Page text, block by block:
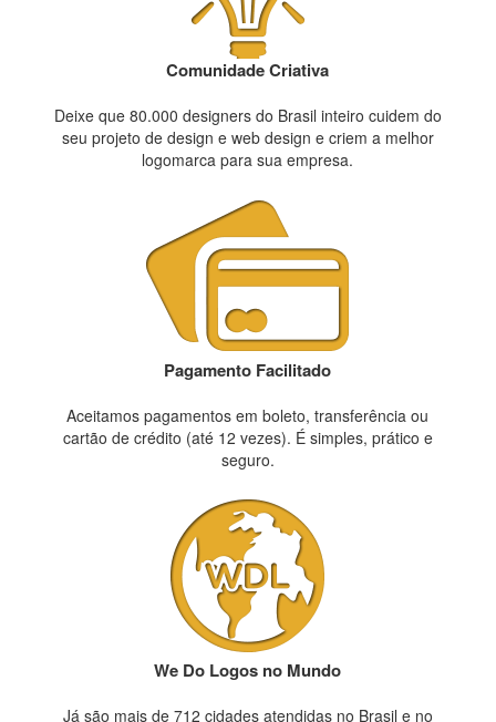
Comunidade Criativa
Deixe que 80.000 designers do Brasil inteiro cuidem do
seu projeto de design e web design e criem a melhor
logomarca para sua empresa.
Pagamento Facilitado
Aceitamos pagamentos em boleto, transferência ou
cartão de crédito (até 12 vezes). É simples, prático e
seguro.
We Do Logos no Mundo
Já são mais de 712 cidades atendidas no Brasil e no